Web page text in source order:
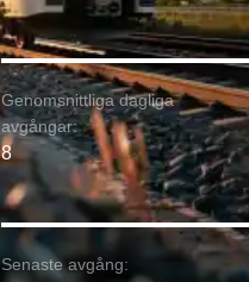
Genomsnittliga dagliga
avgångar:
8
Senaste avgång: